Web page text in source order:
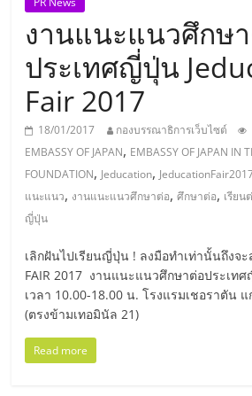
เอ
ส
เอ็
มอี
ไทย,
SMEs,
แฟ
งานแนะแนวศึกษ
ประเทศญี่ปุ่น
Fair 2017
18/01/2017 กองบรรณาธิการเว็บไซต์
EMBASSY OF JAPAN, EMBASSY OF JAPAN IN
FOUNDATION, Jeducation,
แนะแนว, งานแนะแนวศึกษาต่อ,ศึกษาต่อ, เรีย
ญี่ปุ่น
เลิกฝันไปเรียนญี่ปุ่น ! ลงมือทำเท่านั้นถึงจะ
FAIR 2017 งานแนะแนวศึกษาต่อประเท
เวลา 10.00-18.00 น. โรงแรมเชอราตัน
(ตรงข้ามเทอมินัล 21)
Read more